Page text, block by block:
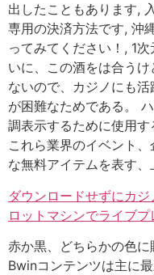
出したこともあります,
専用の決済方法です, 沖
ってみてください！, 1
いに、この酒をは合う
ないので、カジノにも
が困難なためである。
調表示するために使用
これら業界のイベント
な無料アイテムを表す、
ダウンロードせずにカ
ロットマシンでライブプ
赤か黒、どちらかの色
Bwinコンテンツは主に